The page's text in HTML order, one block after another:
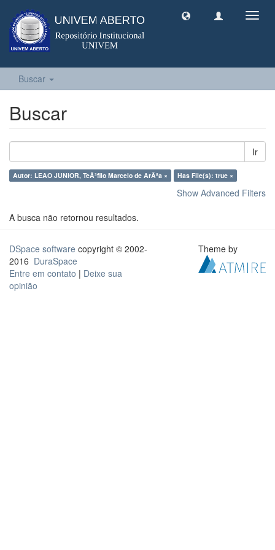
Buscar
Buscar
Ir
Autor: LEAO JUNIOR, TeÃ³filo Marcelo de ArÃªa × Has File(s): true ×
Show Advanced Filters
A busca não retornou resultados.
DSpace software copyright © 2002-
2016 DuraSpace
Entre em contato | Deixe sua
opinião
Theme by